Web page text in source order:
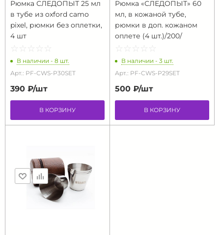
Рюмка СЛЕДОПЫТ 25 мл
в тубе из oxford camo
pixel, рюмки без оплетки,
4 шт
☆ ☆ ☆ ☆ ☆
★ ★ ★ ★ ★
В наличии - 8 шт.
Арт.: PF-CWS-P30SET
390 ₽/шт
В КОРЗИНУ
Рюмка «СЛЕДОПЫТ» 60
мл, в кожаной тубе,
рюмки в доп. кожаном
оплете (4 шт.)/200/
☆ ☆ ☆ ☆ ☆
★ ★ ★ ★ ★
В наличии - 3 шт.
Арт.: PF-CWS-P29SET
500 ₽/шт
В КОРЗИНУ